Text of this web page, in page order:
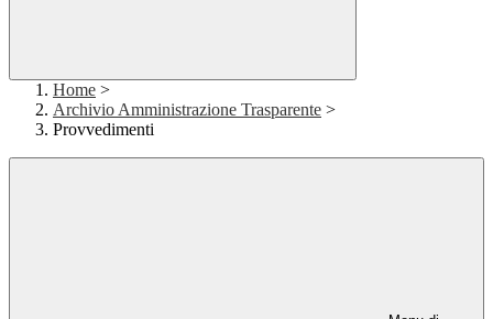
Home >
Archivio Amministrazione Trasparente >
Provvedimenti